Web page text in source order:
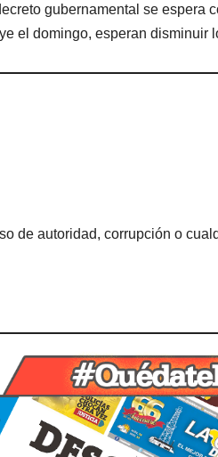
gubernamental se espera
el domingo, esperan disminuir
de autoridad, corrupción o